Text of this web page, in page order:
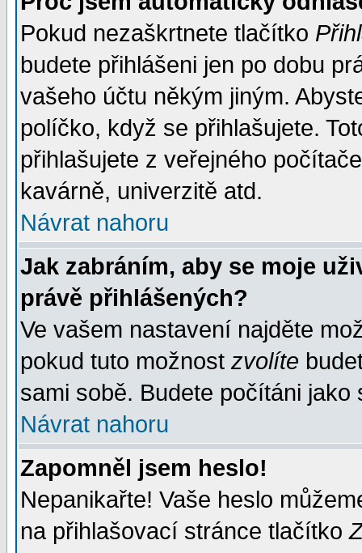
Pokud nezaškrtnete tlačítko
budete přihlášeni jen po dobu
vašeho účtu někým jiným.
políčko, když se přihlašujete.
přihlašujete z veřejného
kavárně, univerzitě atd.
Návrat nahoru
Jak zabráním, aby se moje
právě přihlášených?
Ve vašem nastavení najděte
pokud tuto možnost zvolíte
sami sobě. Budete počítáni jako
Návrat nahoru
Zapomněl jsem heslo!
Nepanikařte! Vaše heslo
na přihlašovací stránce tlačítko